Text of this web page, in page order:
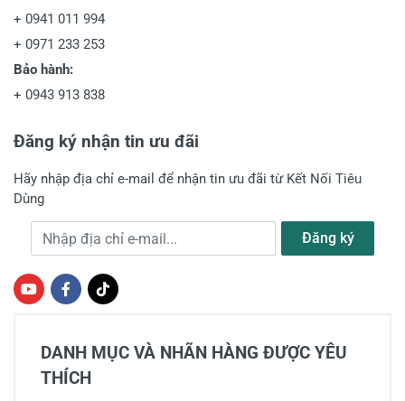
+ 0941 011 994
+ 0971 233 253
Bảo hành:
+ 0943 913 838
Đăng ký nhận tin ưu đãi
Hãy nhập địa chỉ e-mail để nhận tin ưu đãi từ Kết Nối Tiêu
Dùng
Địa chỉ e-mail Đăng ký
DANH MỤC VÀ NHÃN HÀNG ĐƯỢC YÊU
THÍCH